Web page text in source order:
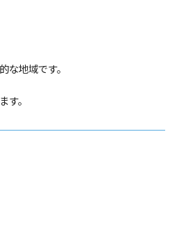
地域です。
。